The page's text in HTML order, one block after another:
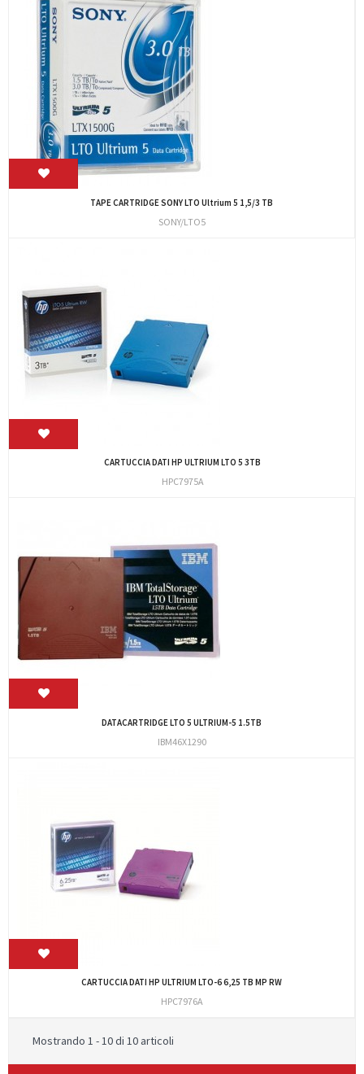
TAPE CARTRIDGE SONY LTO Ultrium 5 1,5/3 TB
SONY/LTO5
CARTUCCIA DATI HP ULTRIUM LTO 5 3TB
HPC7975A
DATACARTRIDGE LTO 5 ULTRIUM-5 1.5TB
IBM46X1290
CARTUCCIA DATI HP ULTRIUM LTO-6 6,25 TB MP RW
HPC7976A
Mostrando 1 - 10 di 10 articoli